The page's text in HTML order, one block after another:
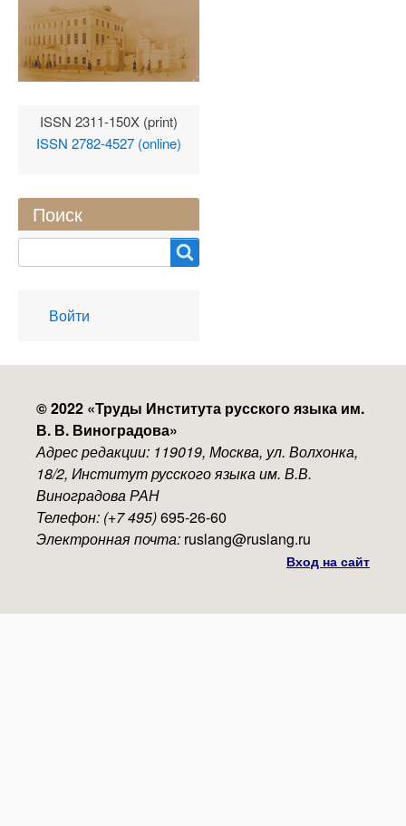
ISSN 2311-150X (print)
ISSN 2782-4527 (online)
Поиск
User
account
Войти
© 2022 «Труды Института русского языка им.
В. В. Виноградова»
Адрес редакции: 119019, Москва, ул. Волхонка,
18/2, Институт русского языка им. В.В.
Виноградова РАН
Телефон: (+7 495)695-26-60
Электронная почта: ruslang@ruslang.ru
Вход на сайт